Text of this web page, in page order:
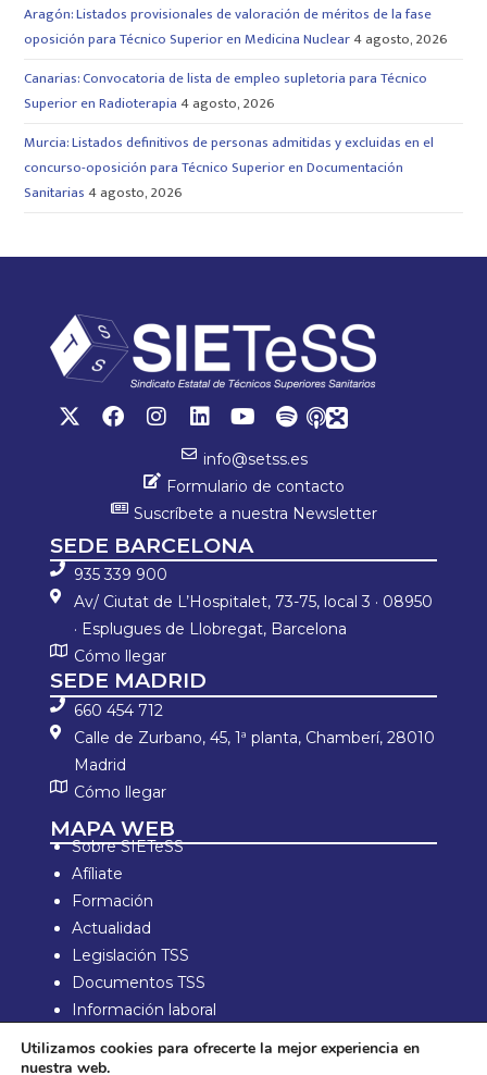
Aragón: Listados provisionales de valoración de méritos de la fase
oposición para Técnico Superior en Medicina Nuclear4 agosto, 2026
Canarias: Convocatoria de lista de empleo supletoria para Técnico
Superior en Radioterapia 4 agosto, 2026
Murcia: Listados definitivos de personas admitidas y excluidas en el
concurso-oposición para Técnico Superior en Documentación
Sanitarias 4 agosto, 2026
info@setss.es
Formulario de contacto
Suscríbete a nuestra Newsletter
SEDE BARCELONA
935 339 900
Av/ Ciutat de L’Hospitalet, 73-75, local 3 · 08950
· Esplugues de Llobregat, Barcelona
Cómo llegar
SEDE MADRID
660 454 712
Calle de Zurbano, 45, 1ª planta, Chamberí, 28010
Madrid
Cómo llegar
MAPA WEB
Sobre SIETeSS
Afíliate
Formación
Actualidad
Legislación TSS
Documentos TSS
Información laboral
Aviso Legal y política de privacidad
Utilizamos cookies para ofrecerte la mejor experiencia en
nuestra web.